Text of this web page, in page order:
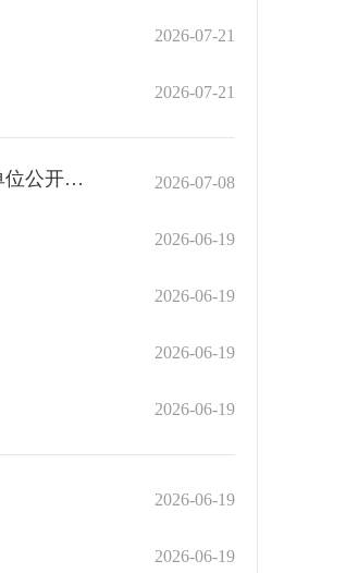
2026-07-21
2026-07-21
2026-07-08
中共南阳市委组织部南阳市人力资源和社会保障局 2026年南阳市县以下事业单位公开招聘联考 拟享受加分政策人员名单公示
2026-06-19
2026-06-19
2026-06-19
2026-06-19
2026-06-19
2026-06-19